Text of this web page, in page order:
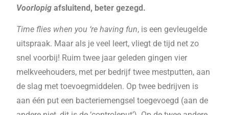
Voorlopig afsluitend, beter gezegd.
Time flies when you ‘re having fun, is een gevleugelde
uitspraak. Maar als je veel leert, vliegt de tijd net zo
snel voorbij! Ruim twee jaar geleden gingen vier
melkveehouders, met per bedrijf twee mestputten, aan
de slag met toevoegmiddelen. Op twee bedrijven is
aan één put een bacteriemengsel toegevoegd (aan de